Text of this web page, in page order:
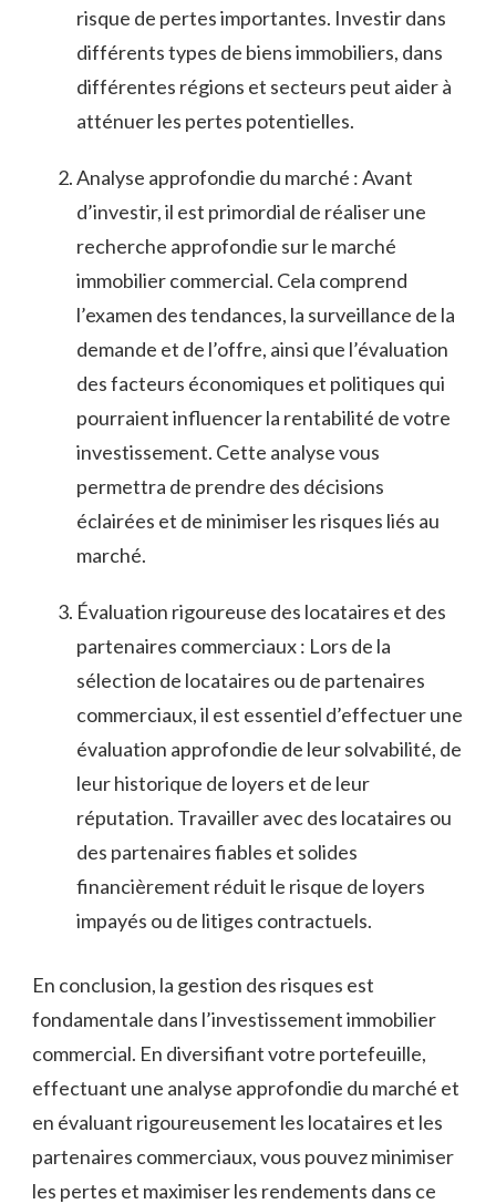
risque de pertes importantes. Investir dans
différents types​ de biens ‌immobiliers,⁣ dans
différentes régions ⁤et secteurs peut aider ⁣à
atténuer⁢ les pertes‌ potentielles.
Analyse approfondie du marché : ​Avant
d’investir, il ‌est ⁣primordial de‌ réaliser une
recherche approfondie⁣ sur le‍ marché ​
immobilier commercial.⁣ Cela ⁤comprend
l’examen des tendances, la surveillance de la
demande‌ et‍ de​ l’offre, ainsi que l’évaluation
des facteurs économiques et ‍politiques ​qui
pourraient influencer la ‍rentabilité de votre
investissement. ​Cette​ analyse vous
permettra de prendre des décisions
⁣éclairées et de minimiser les ​risques liés au
marché.
Évaluation ⁢rigoureuse des​ locataires et ⁢des
partenaires commerciaux : ‍Lors de la
sélection de locataires ou de partenaires
commerciaux, il⁣ est‍ essentiel d’effectuer une
évaluation approfondie ‌de leur solvabilité, de
leur‌ historique de loyers ​et de leur
⁤réputation. Travailler avec des locataires ou
⁢des partenaires​ fiables et solides
financièrement ⁢réduit le⁣ risque de loyers
impayés ou de litiges contractuels.
En conclusion,‌ la gestion‍ des‍ risques est
fondamentale dans l’investissement immobilier
commercial. En diversifiant votre portefeuille,
effectuant une analyse approfondie du marché et
en ⁢évaluant​ rigoureusement les locataires et les
partenaires ‍commerciaux, ⁤vous pouvez⁢ minimiser
les pertes​ et maximiser les rendements dans ce